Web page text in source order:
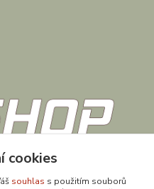
cookies
souhlas s použitím souborů